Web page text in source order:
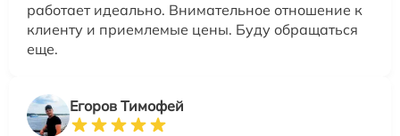
работает идеально. Внимательное отношение к
клиенту и приемлемые цены. Буду обращаться
еще.
Егоров Тимофей